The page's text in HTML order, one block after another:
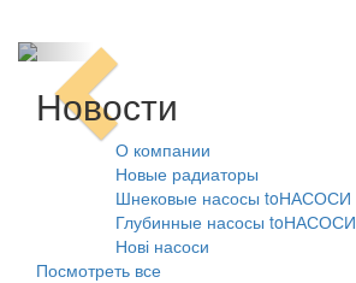
Новости
О компании
Новые радиаторы
Шнековые насосы toНАСОСИ
Глубинные насосы toНАСОСИ
Нові насоси
Посмотреть все